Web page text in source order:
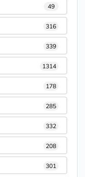
49
316
339
1314
178
285
332
208
301